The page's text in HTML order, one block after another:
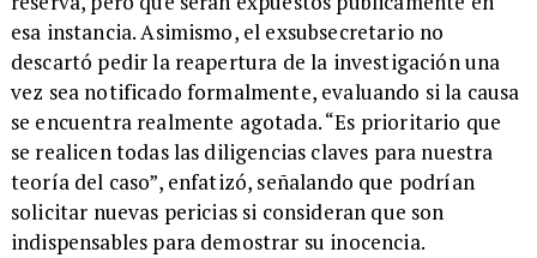
esa instancia. Asimismo, el exsubsecretario no
descartó pedir la reapertura de la investigación una
vez sea notificado formalmente, evaluando si la causa
se encuentra realmente agotada. “Es prioritario que
se realicen todas las diligencias claves para nuestra
teoría del caso”, enfatizó, señalando que podrían
solicitar nuevas pericias si consideran que son
indispensables para demostrar su inocencia.